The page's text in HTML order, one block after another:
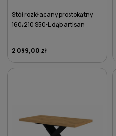
Stół rozkładany prostokątny
160/210 S50-L dąb artisan
2 099,00 zł